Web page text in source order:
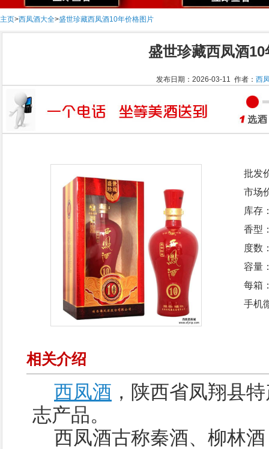
主页>西凤酒大全>盛世珍藏西凤酒10年价格图片
盛世珍藏西凤酒
发布日期：2026-03-11 作者： 西
批发
市场
库存
香型
度数
容量
每箱
手机
相关介绍
西凤酒 ，陕西省凤翔县
志产品。
西凤酒古称秦酒、柳林酒